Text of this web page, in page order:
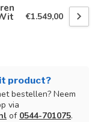
€1.549,00
product?
bestellen? Neem
via
of 0544-701075.